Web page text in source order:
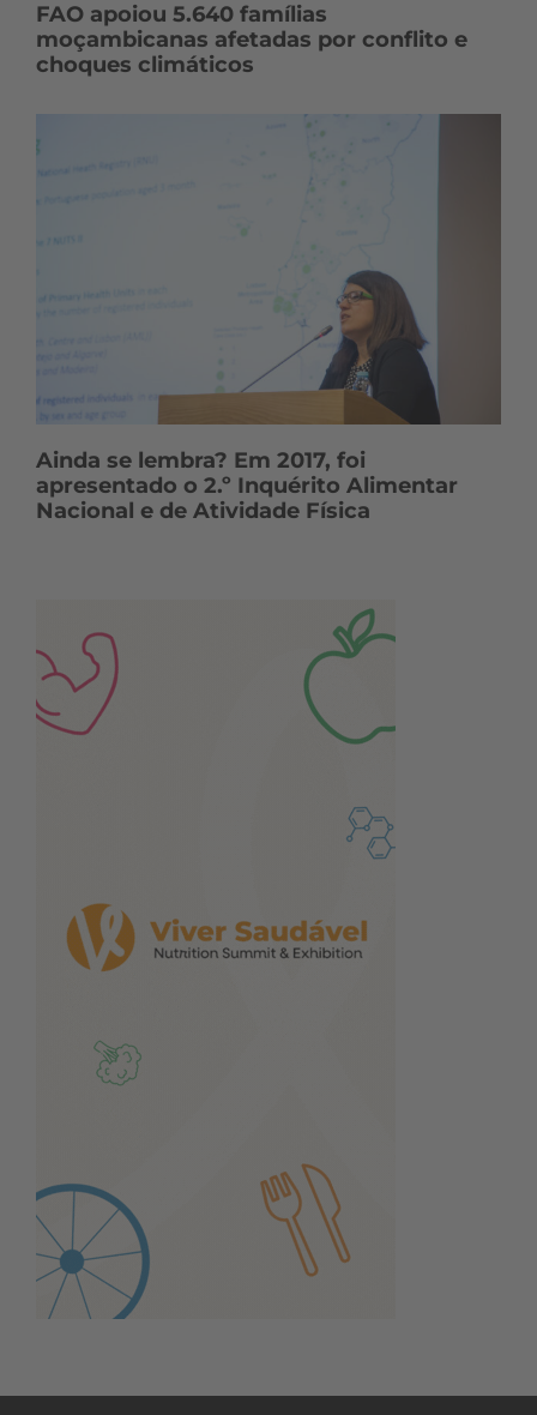
FAO apoiou 5.640 famílias
moçambicanas afetadas por conflito e
choques climáticos
Ainda se lembra? Em 2017, foi
apresentado o 2.º Inquérito Alimentar
Nacional e de Atividade Física